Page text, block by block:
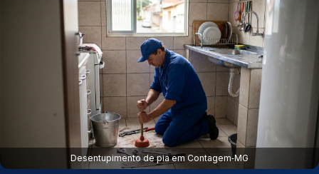
Desentupimento de pia em Contagem‑MG